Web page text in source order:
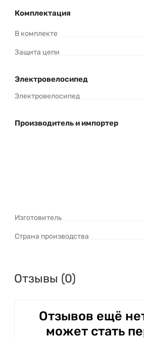
Комплектация
В комплекте
Защита цепи
Электровелосипед
Электровелосипед
Производитель и импортер
Изготовитель
Страна производства
Отзывы (0)
Отзывов ещё
может стать